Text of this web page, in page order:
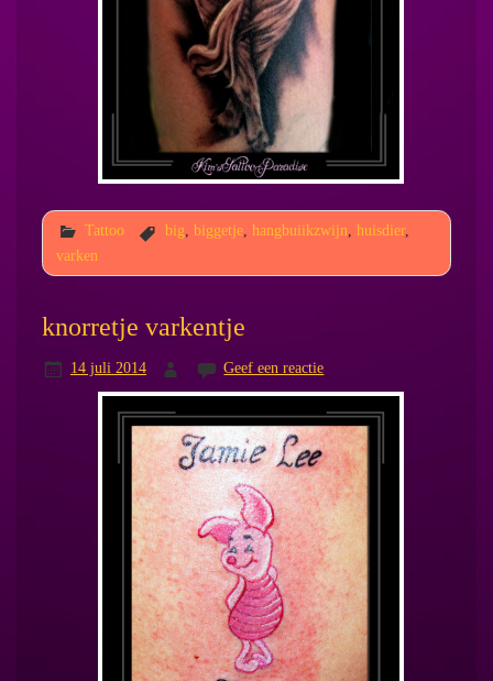
Tattoo big, biggetje, hangbuiikzwijn, huisdier,
varken
knorretje varkentje
14 juli 2014 Geef een reactie